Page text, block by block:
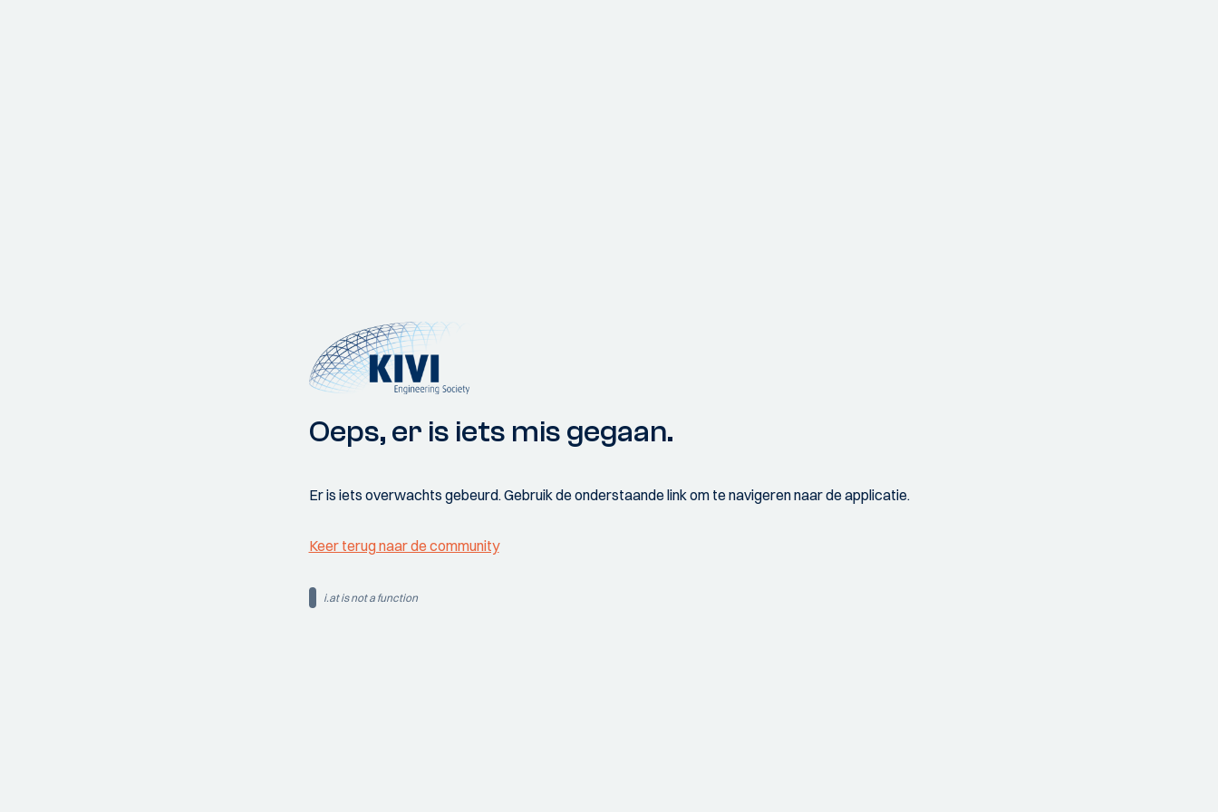
Oeps, er is iets mis gegaan.
Er is iets overwachts gebeurd. Gebruik de onderstaande link om te navigeren naar de applicatie.
Keer terug naar de community
i.at is not a function